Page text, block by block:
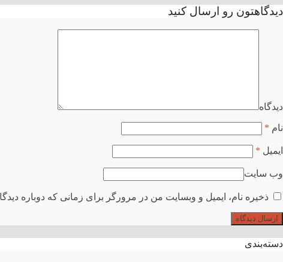
دیدگاهتون رو ارسال کنید
دیدگاه
نام *
ایمیل *
وب سایت
ذخیره نام، ایمیل و وبسایت من در مرورگر برای زمانی که دوباره
دسته‌بندی